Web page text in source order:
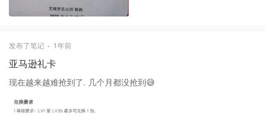
发布了笔记 1年前
亚马逊礼卡
现在越来越难抢到了. 几个月都没抢到😅